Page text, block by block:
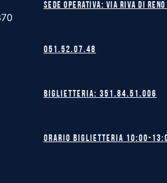
Sede operativa: Via Riva di Reno
051.52.07.48
Biglietteria: 351.84.51.006
Orario biglietteria 10:00-